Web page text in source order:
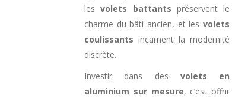
lesvolets battants préservent le
charme du bâti ancien, et les volets
coulissants incarnent la modernité
discrète.
Investir dans des volets en
aluminium sur mesure, c’est offrir